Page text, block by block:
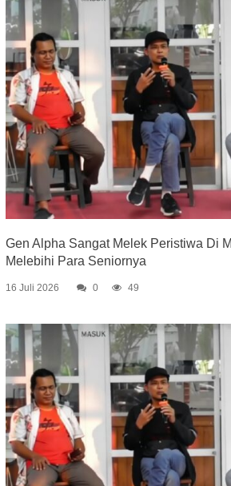
Gen Alpha Sangat Melek Peristiwa Di
Melebihi Para Seniornya
16 Juli 2026 0 49